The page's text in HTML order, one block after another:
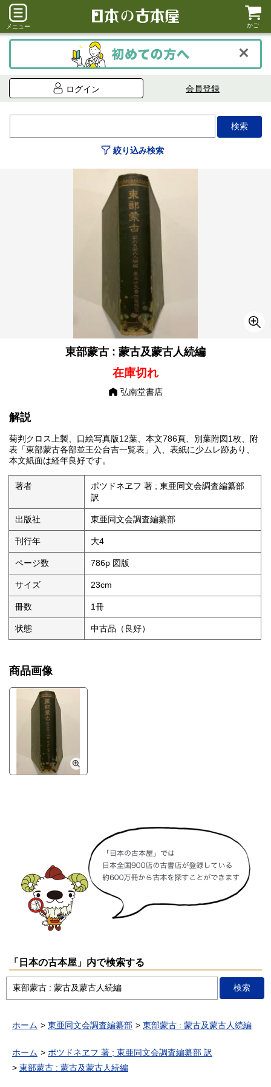
メニュー かご
ログイン 会員登録
絞り込み検索
東部蒙古 : 蒙古及蒙古人続編
在庫切れ
弘南堂書店
解説
菊判クロス上製、口絵写真版12葉、本文786頁、別葉附図1枚、附
表「東部蒙古各部並王公台吉一覧表」入、表紙に少ムレ跡あり、
本文紙面は経年良好です。
著者
ポツドネヱフ 著 ; 東亜同文会調査編纂部
訳
出版社 東亜同文会調査編纂部
刊行年 大4
ページ数 786p 図版
サイズ 23cm
冊数 1冊
状態 中古品（良好）
商品画像
「日本の古本屋」内で検索する
ホーム 東亜同文会調査編纂部 東部蒙古 : 蒙古及蒙古人続編
ホーム
ポツドネヱフ 著 ; 東亜同文会調査編纂部 訳
東部蒙古 : 蒙古及蒙古人続編